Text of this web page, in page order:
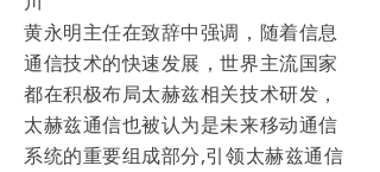
黄永明主任在致辞中强调，随着信息
通信技术的快速发展，世界主流国家
都在积极布局太赫兹相关技术研发，
太赫兹通信也被认为是未来移动通信
系统的重要组成部分,引领太赫兹通信